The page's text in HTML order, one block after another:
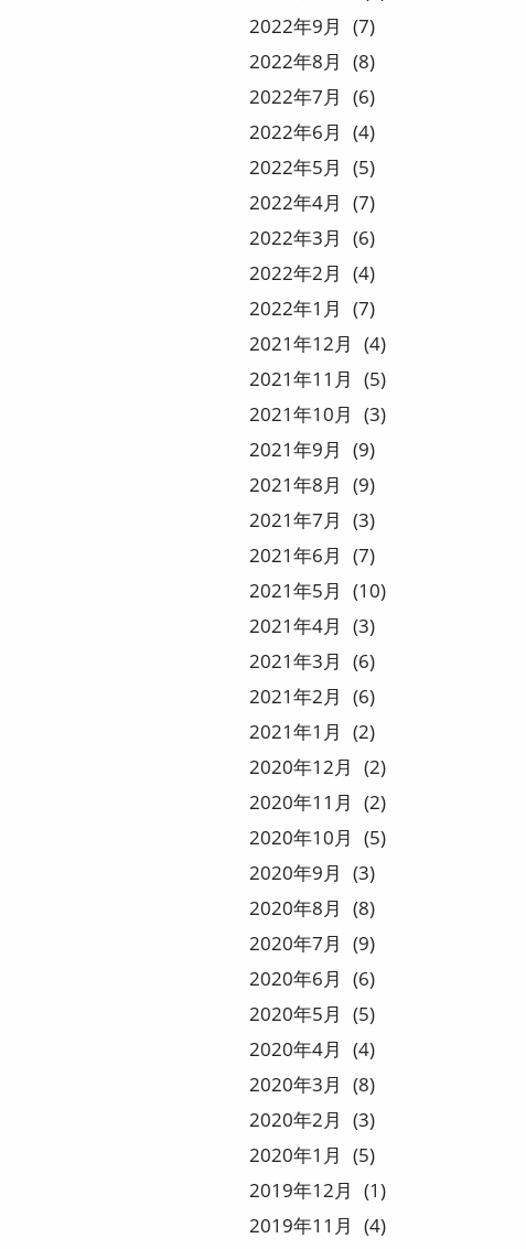
2022
9
7
2022
8
8
2022
7
6
2022
6
4
2022
5
5
2022
4
7
2022
3
6
2022
2
4
2022
1
7
2021
12
4
2021
11
5
2021
10
3
2021
9
9
2021
8
9
2021
7
3
2021
6
7
2021
5
10
2021
4
3
2021
3
6
2021
2
6
2021
1
2
2020
12
2
2020
11
2
2020
10
5
2020
9
3
2020
8
8
2020
7
9
2020
6
6
2020
5
5
2020
4
4
2020
3
8
2020
2
3
2020
1
5
2019
12
1
2019
11
4